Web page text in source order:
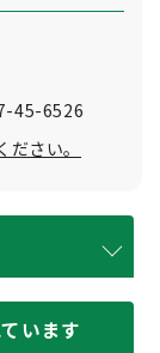
45-6526
さい。
います